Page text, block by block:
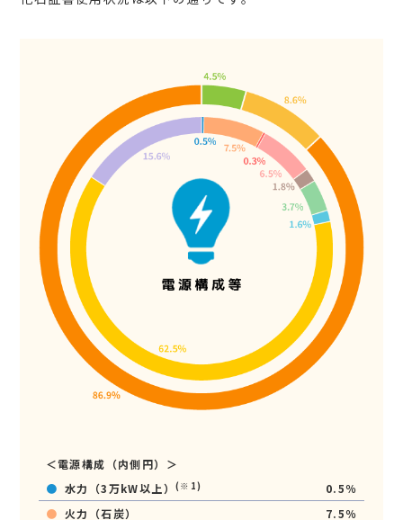
＜電源構成（内側円）＞
● 水力（3万kW以上） (※1)
0.5％
● 火力（石炭）
7.5％